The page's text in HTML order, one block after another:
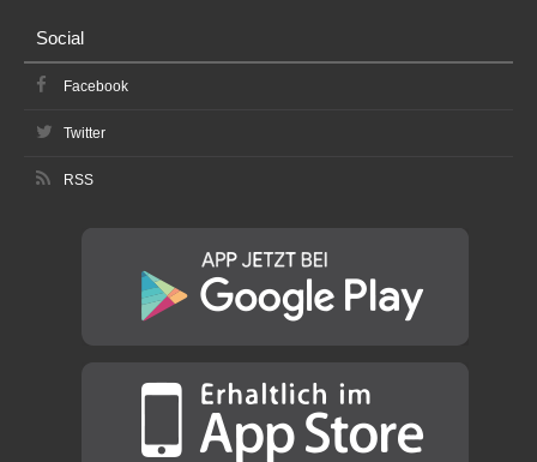
Social
Facebook
Twitter
RSS